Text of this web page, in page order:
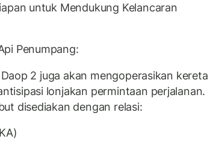
untuk Mendukung Kelancaran
Penumpang:
2 juga akan mengoperasikan kereta
lonjakan permintaan perjalanan.
disediakan dengan relasi: